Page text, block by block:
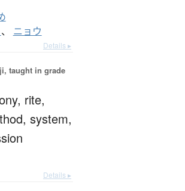
、 ニョウ
Details ▸
taught in grade
rite,
system,
Details ▸